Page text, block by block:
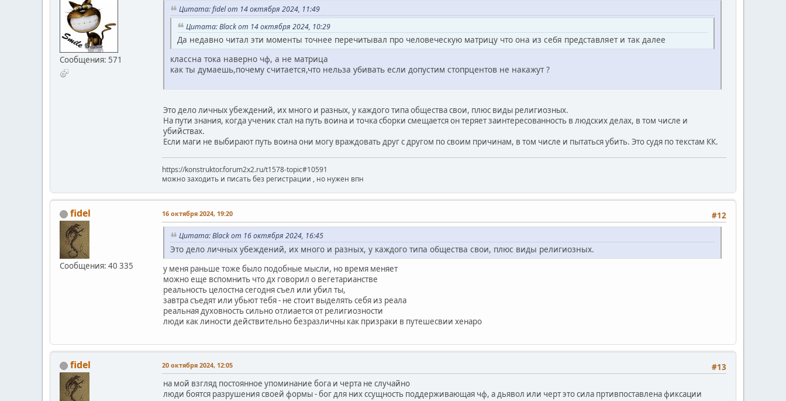
Сообщения: 571
Цитата: fidel от 14 октября 2024, 11:49
Цитата: Black от 14 октября 2024, 10:29
Да недавно читал эти моменты точнее перечитывал про человеческую матрицу что она из себя представляет и так далее
классна тока наверно чф, а не матрица
как ты думаешь,почему считается,что нельза убивать если допустим стопрцентов не накажут ?
Это дело личных убеждений, их много и разных, у каждого типа общества свои, плюс виды религиозных.
На пути знания, когда ученик стал на путь воина и точка сборки смещается он теряет заинтересованность в людских делах, в том числе и
убийствах.
Если маги не выбирают путь воина они могу враждовать друг с другом по своим причинам, в том числе и пытаться убить. Это судя по текстам КК.
https://konstruktor.forum2x2.ru/t1578-topic#10591
можно заходить и писать без регистрации , но нужен впн
fidel
Сообщения: 40 335
#12
16 октября 2024, 19:20
Цитата: Black от 16 октября 2024, 16:45
Это дело личных убеждений, их много и разных, у каждого типа общества свои, плюс виды религиозных.
у меня раньше тоже было подобные мысли, но время меняет
можно еще вспомнить что дх говорил о вегетарианстве
реальность целостна сегодня съел или убил ты,
завтра съедят или убьют тебя - не стоит выделять себя из реала
реальная духовность сильно отлиается от религиозности
люди как линости действительно безразличны как призраки в путешесвии хенаро
fidel #13
20 октября 2024, 12:05
на мой взгляд постоянное упоминание бога и черта не случайно
люди боятся разрушения своей формы - бог для них ссущность поддерживающая чф, а дьявол или черт это сила пртивпоставлена фиксации